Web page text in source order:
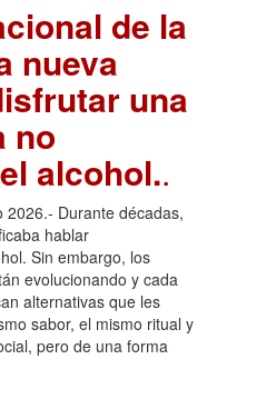
de la
nueva
una
no
alcohol..
2026.- Durante décadas,
hablar
Sin embargo, los
evolucionando y cada
alternativas que les
sabor, el mismo ritual y
pero de una forma